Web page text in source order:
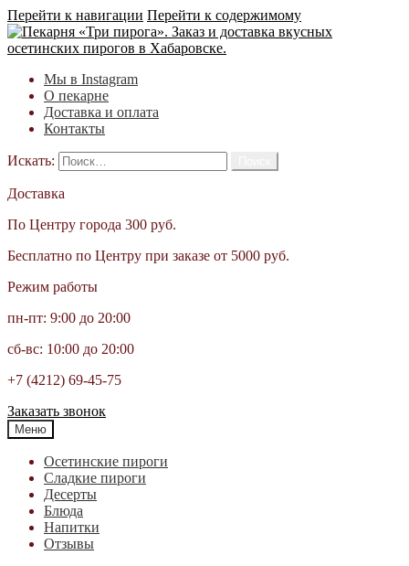
Перейти к навигации Перейти к содержимому
Мы в Instagram
О пекарне
Доставка и оплата
Контакты
Искать:
Доставка
По Центру города 300 руб.
Бесплатно по Центру при заказе от 5000 руб.
Режим работы
пн-пт: 9:00 до 20:00
сб-вс: 10:00 до 20:00
+7 (4212) 69-45-75
Заказать звонок
Меню
Осетинские пироги
Cладкие пироги
Десерты
Блюда
Напитки
Отзывы